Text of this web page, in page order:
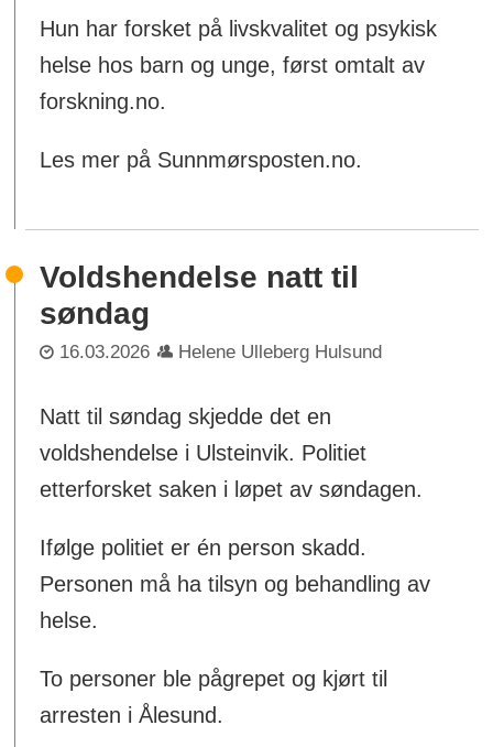
Hun har forsket på livskvalitet og psykisk
helse hos barn og unge, først omtalt av
forskning.no.
Les mer på Sunnmørsposten.no.
Voldshendelse natt til
søndag
16.03.2026 Helene Ulleberg Hulsund
Natt til søndag skjedde det en
voldshendelse i Ulsteinvik. Politiet
etterforsket saken i løpet av søndagen.
Ifølge politiet er én person skadd.
Personen må ha tilsyn og behandling av
helse.
To personer ble pågrepet og kjørt til
arresten i Ålesund.